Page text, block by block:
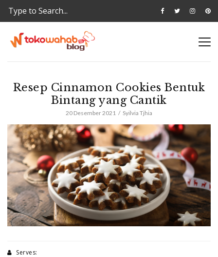
Resep Cinnamon Cookies Bentuk
Bintang yang Cantik
20 Desember 2021 Syilvia Tjhia
Serves: